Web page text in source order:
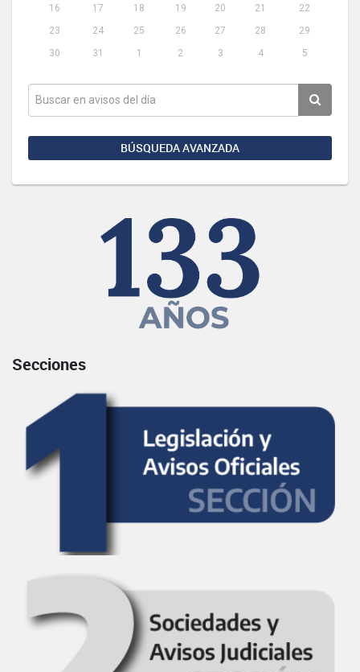
16
17 18 19 20 21
22
23
24 25 26 27 28
29
30
31 1 2 3 4 5
BÚSQUEDA AVANZADA
Secciones